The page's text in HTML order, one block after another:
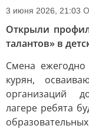
3 июня 2026, 21:03
Открыли
талантов» в
Смена
курян,
организаций
лагере ребята